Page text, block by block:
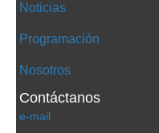
Noticias
Programación
Nosotros
Contáctanos
e-mail